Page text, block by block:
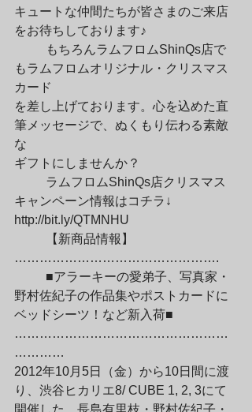
キュートな仲間たちが皆さまのご来店
をお待ちしております♪
もラムフロムオリジナル・クリスマス
カード
を差し上げております。心を込めた直
筆メッセージで、ぬくもり伝わる素敵
な
ギフトにしませんか？
キャンペーン情報はコチラ↓
http://bit.ly/QTMNHU
………………………………………….
野村佐紀子の作品集やポストカードに
ベッドシーツ！など新入荷■
……………………………………………
…………
2012年10月5日（金）から10日間に渡
り、渋谷ヒカリエ8/ CUBE 1, 2, 3にて
開催した、長島有里枝・野村佐紀子・